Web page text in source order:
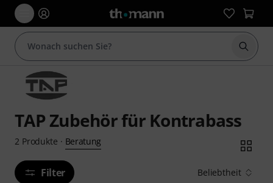
Suche
TAP Zubehör für Kontrabass
2 Produkte · Beratung
Filter Beliebtheit